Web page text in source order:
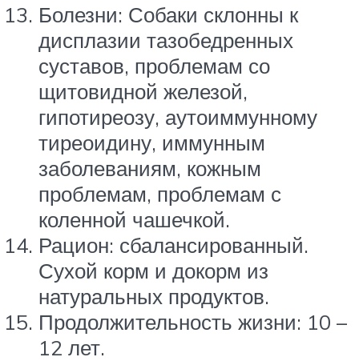
Болезни: Собаки склонны к
дисплазии тазобедренных
суставов, проблемам со
щитовидной железой,
гипотиреозу, аутоиммунному
тиреоидину, иммунным
заболеваниям, кожным
проблемам, проблемам с
коленной чашечкой.
Рацион: сбалансированный.
Сухой корм и докорм из
натуральных продуктов.
Продолжительность жизни: 10 –
12 лет.